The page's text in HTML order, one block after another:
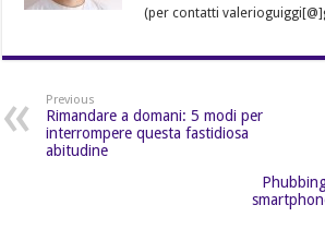
(per contatti
Previous
Rimandare a domani: 5 modi per
interrompere questa fastidiosa
abitudine